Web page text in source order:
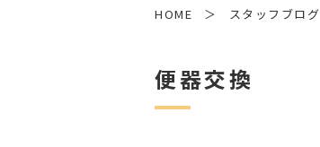
HOME スタッフブログ
便器交換